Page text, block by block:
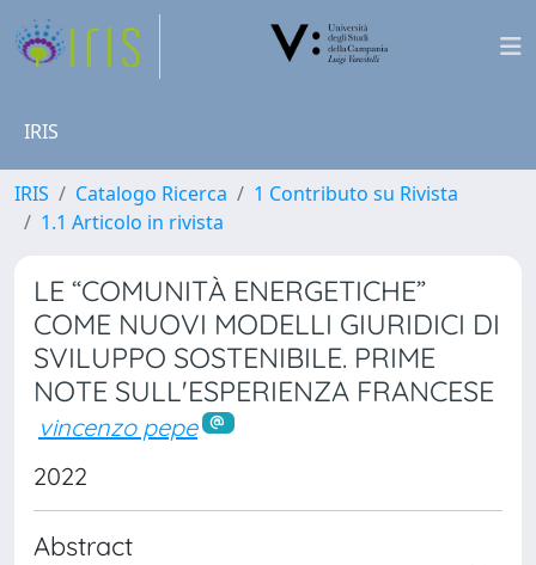
IRIS
IRIS Catalogo Ricerca
1 Contributo su Rivista
1.1 Articolo in rivista
LE “COMUNITÀ ENERGETICHE”
COME NUOVI MODELLI GIURIDICI DI
SVILUPPO SOSTENIBILE. PRIME
NOTE SULL'ESPERIENZA FRANCESE
vincenzo pepe
2022
Abstract